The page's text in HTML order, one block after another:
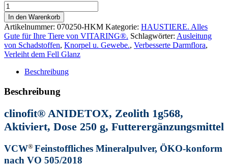
clinofit®
ANIDETOX,
Heimtiere,
250
g.
Sedimentärer
Natur
Zeolith-
Clinoptilolith.
Ausleitung
von
Bei
Durchfall.
Verbesserte
Darmflora.
Starke
DETOX-
In den Warenkorb
Artikelnummer: 070250-HKM Kategorie: HAUSTIERE. Alles
Gute für Ihre Tiere von VITARING®. Schlagwörter: Ausleitung
von Schadstoffen, Knorpel u. Gewebe., Verbesserte Darmflora,
Verleiht dem Fell Glanz
Beschreibung
Beschreibung
clinofit® ANIDETOX, Zeolith 1g568,
Aktiviert, Dose 250 g, Futterergänzungsmittel
VCW® Feinstoffliches Mineralpulver, ÖKO-konform
nach VO 505/2018